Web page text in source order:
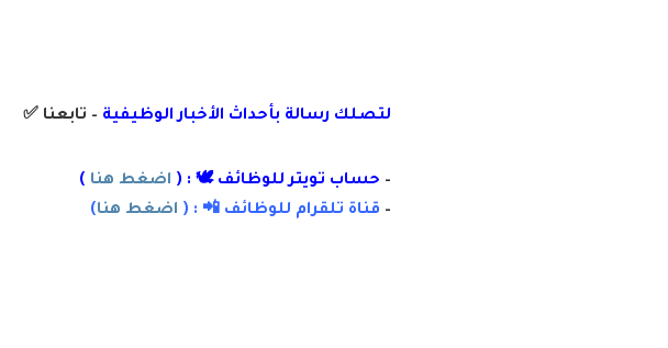
لتصلك رسالة بأحداث الأخبار الوظيفية – تابعنا ✅
– حساب تويتر للوظائف 🕊 : ( اضغط هنا )
– قناة تلقرام للوظائف 📲 : ( اضغط هنا)